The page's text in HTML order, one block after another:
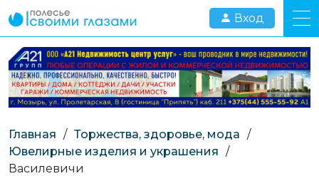
Вход
Главная / Торжества, здоровье, мода /
Ювелирные изделия и украшения /
Василевичи